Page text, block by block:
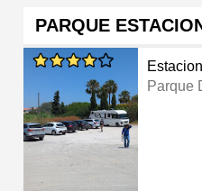
PARQUE
Parque